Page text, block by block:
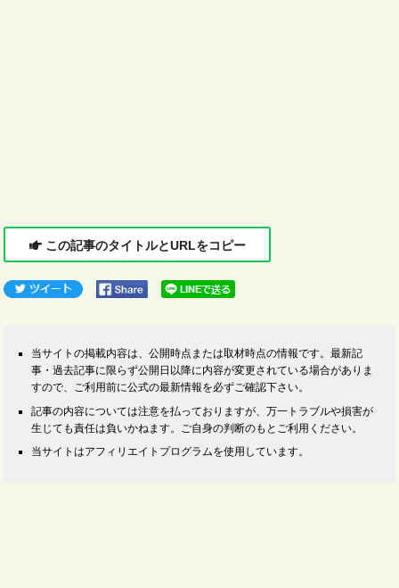
この記事のタイトルとURLをコピー
当サイトの掲載内容は、公開時点または取材時点の情報です。最新記
事・過去記事に限らず公開日以降に内容が変更されている場合がありま
すので、ご利用前に公式の最新情報を必ずご確認下さい。
記事の内容については注意を払っておりますが、万一トラブルや損害が
生じても責任は負いかねます。ご自身の判断のもとご利用ください。
当サイトはアフィリエイトプログラムを使用しています。